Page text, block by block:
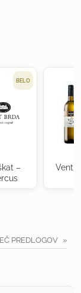
BELO
–
PREDLOGOV